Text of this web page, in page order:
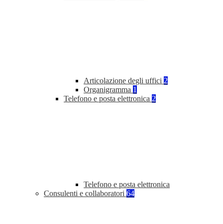
Articolazione degli uffici 2
Organigramma 1
Telefono e posta elettronica 2
Telefono e posta elettronica
Consulenti e collaboratori 64